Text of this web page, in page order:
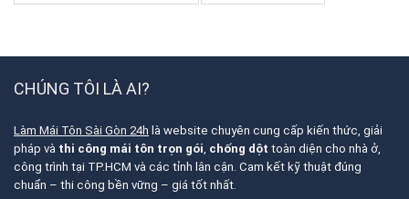
CHÚNG TÔI LÀ AI?
Làm Mái Tôn Sài Gòn 24h là website chuyên cung cấp kiến thức, giải
pháp và thi công mái tôn trọn gói, chống dột toàn diện cho nhà ở,
công trình tại TP.HCM và các tỉnh lân cận. Cam kết kỹ thuật đúng
chuẩn – thi công bền vững – giá tốt nhất.